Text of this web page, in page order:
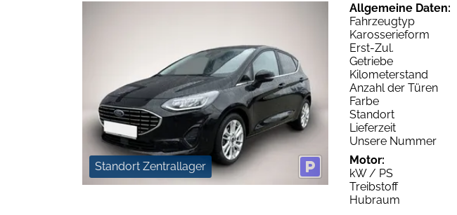
Standort Zentrallager
Allgemeine Daten:
Fahrzeugtyp
Karosserieform
Erst-Zul.
Getriebe
Kilometerstand
Anzahl der Türen
Farbe
Standort
Lieferzeit
Unsere Nummer
Motor:
kW / PS
Treibstoff
Hubraum